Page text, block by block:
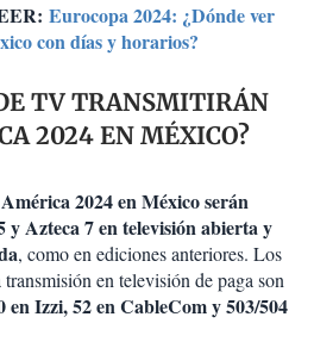
Eurocopa 2024: ¿Dónde ver
con días y horarios?
TV TRANSMITIRÁN
2024 EN MÉXICO?
2024 en México serán
Azteca 7 en televisión abierta y
, como en ediciones anteriores. Los
en televisión de paga son
en Izzi, 52 en CableCom y 503/504